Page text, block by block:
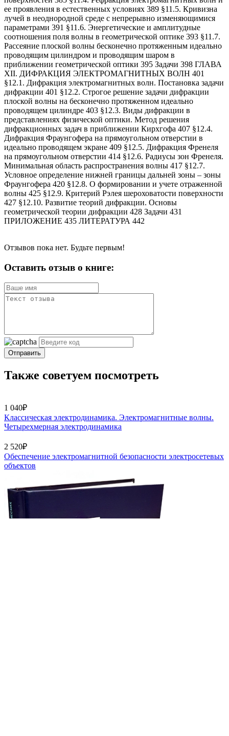
Отзывов пока нет. Будьте первым!
Оставить отзыв о книге:
Отправить
Также советуем посмотреть
1 040₽
Классическая электродинамика. Электромагнитные волны.
Четырехмерная электродинамика
2 520₽
Обеспечение электромагнитной безопасности электросетевых
объектов